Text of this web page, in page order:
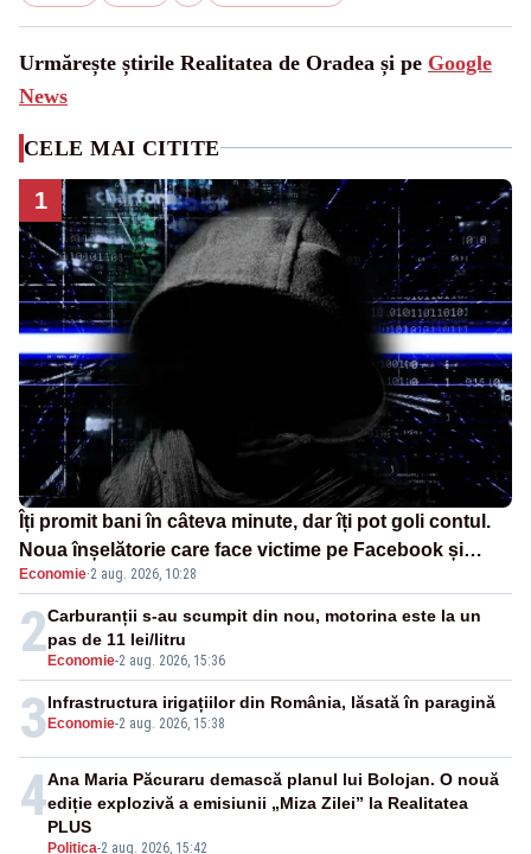
Urmărește știrile Realitatea de Oradea și pe Google
News
CELE MAI CITITE
1
Îți promit bani în câteva minute, dar îți pot goli contul.
Noua înșelătorie care face victime pe Facebook și
WhatsApp
Economie·2 aug. 2026, 10:28
2 Economie-2 aug. 2026, 15:36
Carburanții s-au scumpit din nou, motorina este la un
pas de 11 lei/litru
3 Economie-2 aug. 2026, 15:38
Infrastructura irigațiilor din România, lăsată în paragină
4
Politica-2 aug. 2026, 15:42
Ana Maria Păcuraru demască planul lui Bolojan. O nouă
ediție explozivă a emisiunii „Miza Zilei” la Realitatea
PLUS